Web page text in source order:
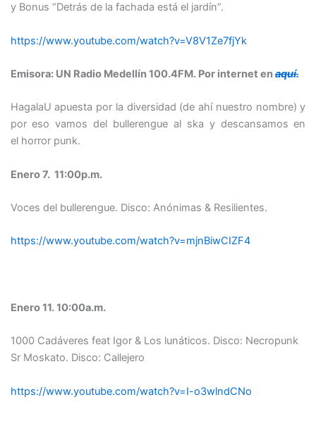
y Bonus “Detrás de la fachada está el jardín”.
https://www.youtube.com/watch?v=V8V1Ze7fjYk
Emisora: UN Radio Medellín 100.4FM. Por internet enaquí.
HagalaU apuesta por la diversidad (de ahí nuestro nombre) y
por eso vamos del bullerengue al ska y descansamos en
el horror punk.
Enero 7. 11:00p.m.
Voces del bullerengue. Disco: Anónimas & Resilientes.
https://www.youtube.com/watch?v=mjnBiwCIZF4
Enero 11. 10:00a.m.
1000 Cadáveres feat Igor & Los lunáticos. Disco: Necropunk
Sr Moskato. Disco: Callejero
https://www.youtube.com/watch?v=I-o3wlndCNo